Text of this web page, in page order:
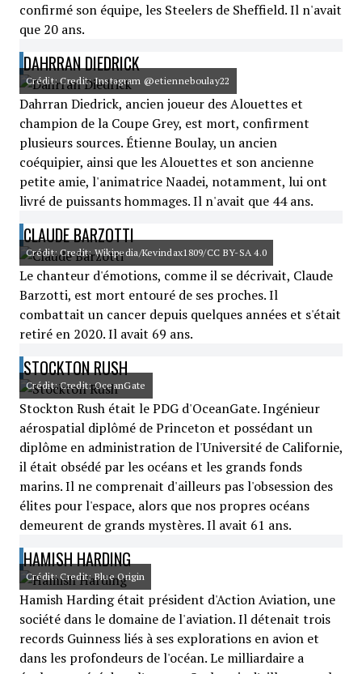
confirmé son équipe, les Steelers de Sheffield. Il n'avait
que 20 ans.
DAHRRAN DIEDRICK
Crédit: Credit: Instagram @etienneboulay22
Dahrran Diedrick, ancien joueur des Alouettes et
champion de la Coupe Grey, est mort, confirment
plusieurs sources. Étienne Boulay, un ancien
coéquipier, ainsi que les Alouettes et son ancienne
petite amie, l'animatrice Naadei, notamment, lui ont
livré de puissants hommages. Il n'avait que 44 ans.
CLAUDE BARZOTTI
Crédit: Credit: Wikipedia/Kevindax1809/CC BY-SA 4.0
Le chanteur d'émotions, comme il se décrivait, Claude
Barzotti, est mort entouré de ses proches. Il
combattait un cancer depuis quelques années et s'était
retiré en 2020. Il avait 69 ans.
STOCKTON RUSH
Crédit: Credit: OceanGate
Stockton Rush était le PDG d'OceanGate. Ingénieur
aérospatial diplômé de Princeton et possédant un
diplôme en administration de l'Université de Californie,
il était obsédé par les océans et les grands fonds
marins. Il ne comprenait d'ailleurs pas l'obsession des
élites pour l'espace, alors que nos propres océans
demeurent de grands mystères. Il avait 61 ans.
HAMISH HARDING
Crédit: Credit: Blue Origin
Hamish Harding était président d'Action Aviation, une
société dans le domaine de l'aviation. Il détenait trois
records Guinness liés à ses explorations en avion et
dans les profondeurs de l'océan. Le milliardaire a